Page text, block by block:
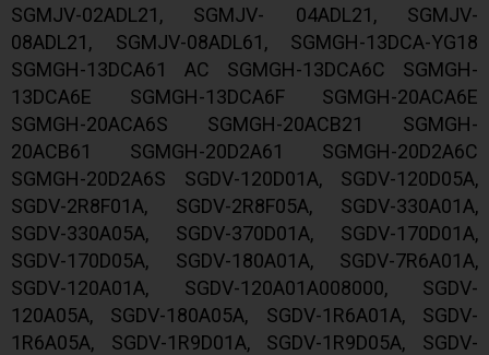
SGMJV-02ADL21, SGMJV- 04ADL21, SGMJV-
08ADL21, SGMJV-08ADL61, SGMGH-13DCA-YG18
SGMGH-13DCA61 AC SGMGH-13DCA6C SGMGH-
13DCA6E SGMGH-13DCA6F SGMGH-20ACA6E
SGMGH-20ACA6S SGMGH-20ACB21 SGMGH-
20ACB61 SGMGH-20D2A61 SGMGH-20D2A6C
SGMGH-20D2A6S SGDV-120D01A, SGDV-120D05A,
SGDV-2R8F01A, SGDV-2R8F05A, SGDV-330A01A,
SGDV-330A05A, SGDV-370D01A, SGDV-170D01A,
SGDV-170D05A, SGDV-180A01A, SGDV-7R6A01A,
SGDV-120A01A, SGDV-120A01A008000, SGDV-
120A05A, SGDV-180A05A, SGDV-1R6A01A, SGDV-
1R6A05A, SGDV-1R9D01A, SGDV-1R9D05A, SGDV-